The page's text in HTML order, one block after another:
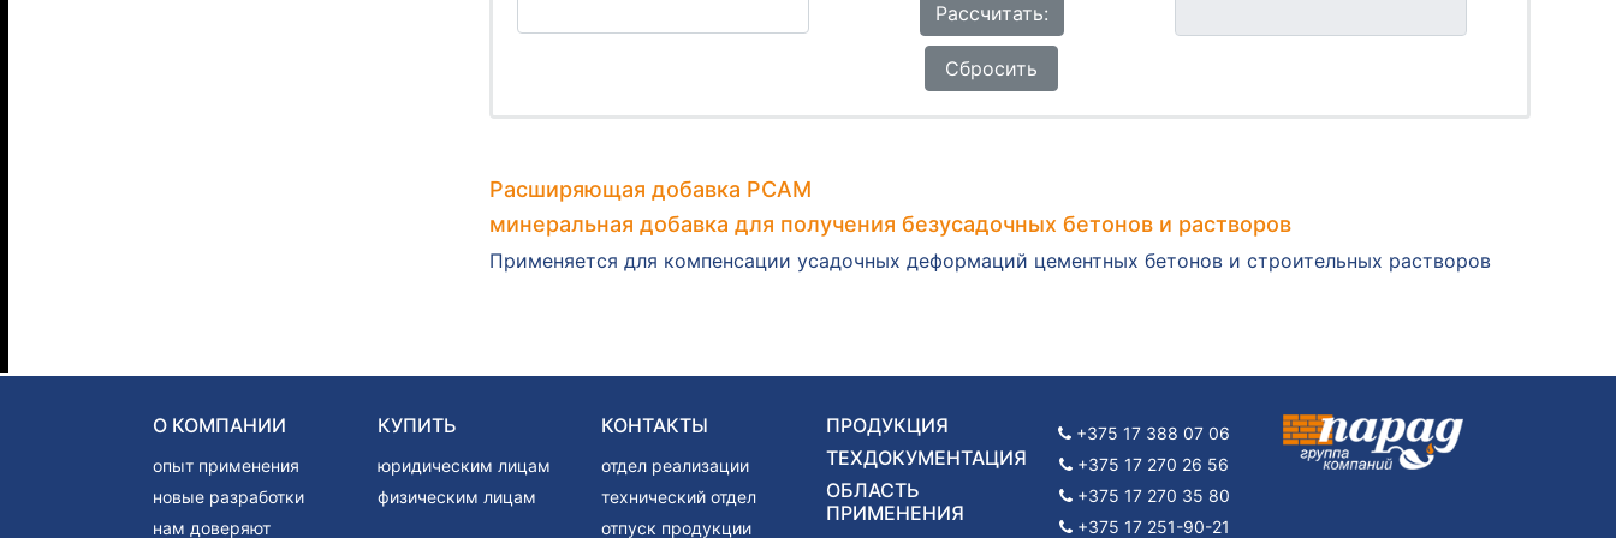
Рассчитать:
Сбросить
Расширяющая добавка РСАМ
минеральная добавка для получения безусадочных бетонов и растворов
Применяется для компенсации усадочных деформаций цементных бетонов и строительных растворов
О КОМПАНИИ
опыт применения
новые разработки
нам доверяют
КУПИТЬ
юридическим лицам
физическим лицам
КОНТАКТЫ
отдел реализации
технический отдел
отпуск продукции
ПРОДУКЦИЯ
ТЕХДОКУМЕНТАЦИЯ
ОБЛАСТЬ
ПРИМЕНЕНИЯ
+375 17 388 07 06
+375 17 270 26 56
+375 17 270 35 80
+375 17 251-90-21